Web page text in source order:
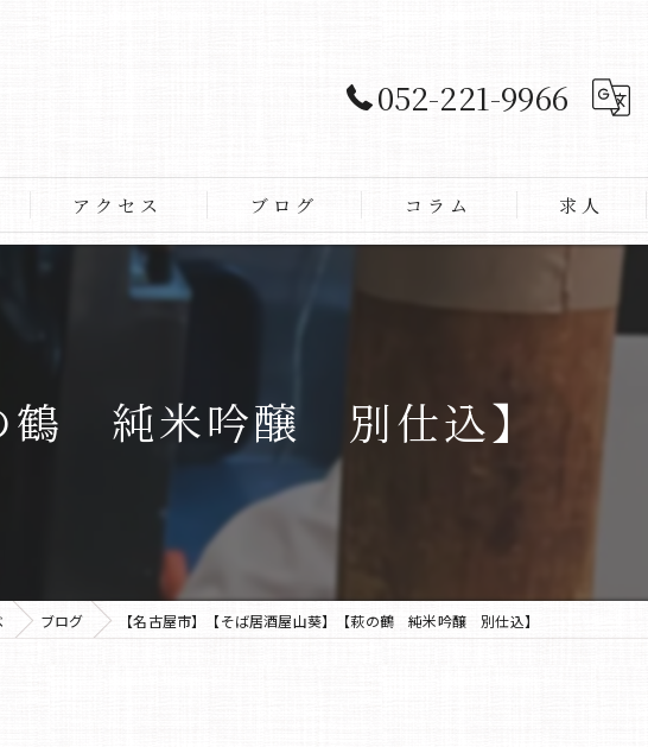
052-221-9966
アクセス ブログ コラム 求人
鶴 純米吟醸 別仕込】
ブログ 【名古屋市】【そば居酒屋山葵】【萩の鶴 純米吟醸 別仕込】